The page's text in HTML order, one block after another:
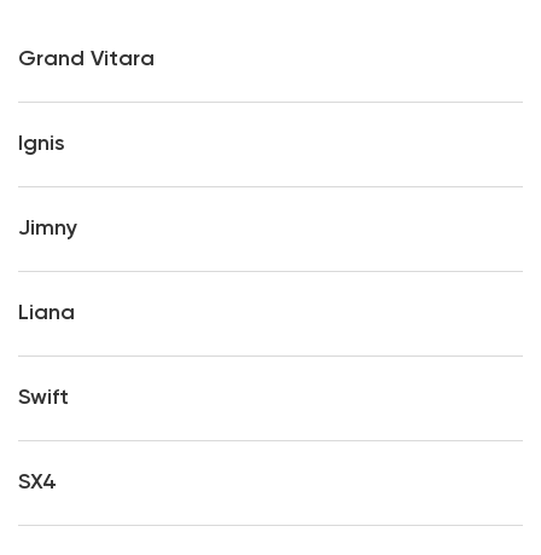
Grand Vitara
Ignis
Jimny
Liana
Swift
SX4